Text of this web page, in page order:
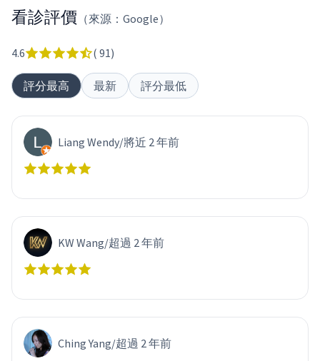
看診評價 （來源：Google）
4.6 ( 91)
評分最高 最新 評分最低
Liang Wendy/將近 2 年前
KW Wang/超過 2 年前
Ching Yang/超過 2 年前